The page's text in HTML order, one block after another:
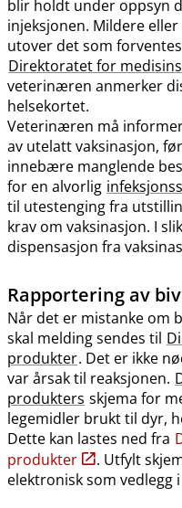
blir holdt under oppsyn
injeksjonen. Mildere
utover det som
Direktoratet for
veterinæren anmerker
helsekortet.
Veterinæren må
av utelatt vaksinasjon,
innebære manglende
for en alvorlig
til utestenging fra
krav om vaksinasjon. I
dispensasjon fra
Rapportering av
Når det er mistanke om
skal melding sendes til
produkter. Det er ikke
var årsak til reaksjonen.
produkters skjema for
legemidler brukt til dyr,
Dette kan lastes ned fra
produkter
. Utfylt
elektronisk som vedlegg